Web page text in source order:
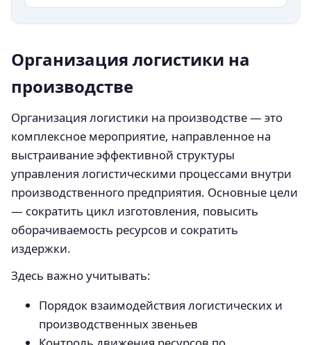
Организация логистики на
производстве
Организация логистики на производстве — это
комплексное мероприятие, направленное на
выстраивание эффективной структуры
управления логистическими процессами внутри
производственного предприятия. Основные цели
— сократить цикл изготовления, повысить
оборачиваемость ресурсов и сократить
издержки.
Здесь важно учитывать:
Порядок взаимодействия логистических и
производственных звеньев